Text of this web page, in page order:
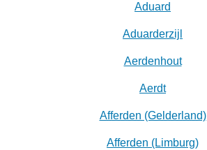
Aduard
Aduarderzijl
Aerdenhout
Aerdt
Afferden (Gelderland)
Afferden (Limburg)